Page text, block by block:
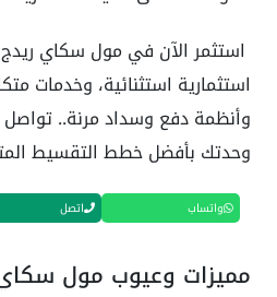
استثمر الآن في مول سكاي ريدج
استثمارية استثنائية، وخدمات
وأنظمة دفع وسداد مرنة.. تواصل
وحدتك بأفضل خطط التقسيط
واتساب اتصل
مميزات وعيوب مول